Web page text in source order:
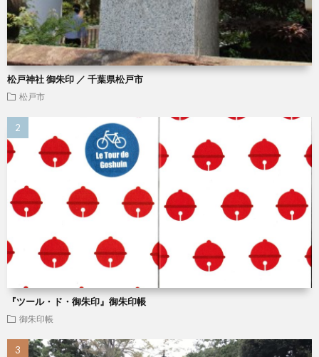
松戸神社 御朱印 ／ 千葉県松戸市
松戸市
『ツール・ド・御朱印』御朱印帳
御朱印帳